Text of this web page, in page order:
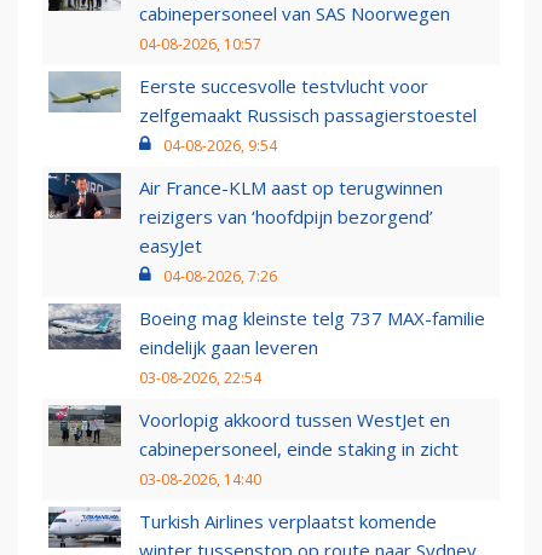
cabinepersoneel van SAS Noorwegen
04-08-2026, 10:57
Eerste succesvolle testvlucht voor
zelfgemaakt Russisch passagierstoestel
04-08-2026, 9:54
Air France-KLM aast op terugwinnen
reizigers van ‘hoofdpijn bezorgend’
easyJet
04-08-2026, 7:26
Boeing mag kleinste telg 737 MAX-familie
eindelijk gaan leveren
03-08-2026, 22:54
Voorlopig akkoord tussen WestJet en
cabinepersoneel, einde staking in zicht
03-08-2026, 14:40
Turkish Airlines verplaatst komende